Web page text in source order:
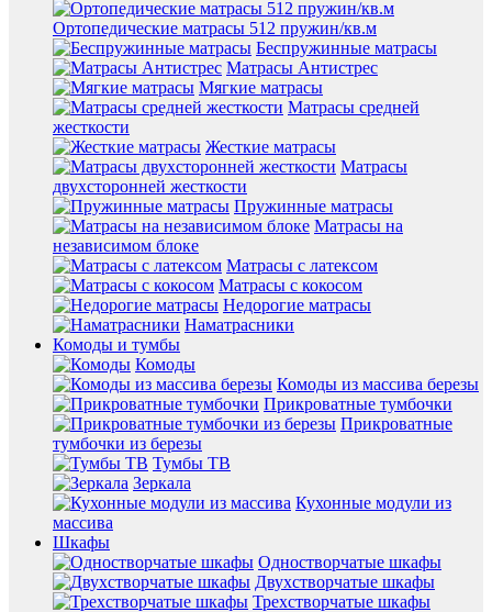
Ортопедические матрасы 512 пружин/кв.м
Беспружинные матрасы
Матрасы Антистрес
Мягкие матрасы
Матрасы средней
жесткости
Жесткие матрасы
Матрасы
двухсторонней жесткости
Пружинные матрасы
Матрасы на
независимом блоке
Матрасы с латексом
Матрасы с кокосом
Недорогие матрасы
Наматрасники
Комоды и тумбы
Комоды
Комоды из массива березы
Прикроватные тумбочки
Прикроватные
тумбочки из березы
Тумбы ТВ
Зеркала
Кухонные модули из
массива
Шкафы
Одностворчатые шкафы
Двухстворчатые шкафы
Трехстворчатые шкафы